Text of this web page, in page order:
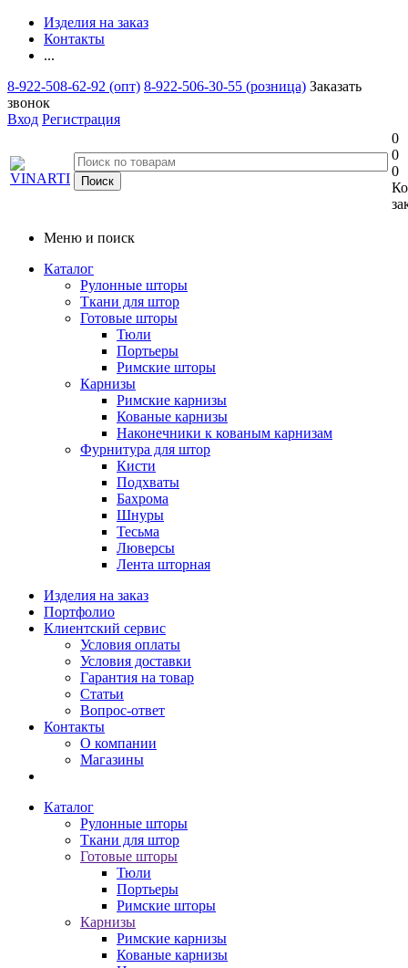
Изделия на заказ
Контакты
...
8-922-508-62-92 (опт) 8-922-506-30-55 (розница) Заказать
звонок
Вход Регистрация
0
0
0
Меню и поиск
Каталог
Рулонные шторы
Ткани для штор
Готовые шторы
Тюли
Портьеры
Римские шторы
Карнизы
Римские карнизы
Кованые карнизы
Наконечники к кованым карнизам
Фурнитура для штор
Кисти
Подхваты
Бахрома
Шнуры
Тесьма
Люверсы
Лента шторная
Изделия на заказ
Портфолио
Клиентский сервис
Условия оплаты
Условия доставки
Гарантия на товар
Статьи
Вопрос-ответ
Контакты
О компании
Магазины
Каталог
Рулонные шторы
Ткани для штор
Готовые шторы
Тюли
Портьеры
Римские шторы
Карнизы
Римские карнизы
Кованые карнизы